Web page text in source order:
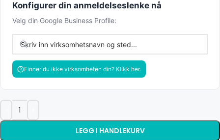
Konfigurer din anmeldelseslenke nå
Velg din Google Business Profile:
Finner du ikke virksomheten din? Klikk her.
LEGG I HANDLEKURV